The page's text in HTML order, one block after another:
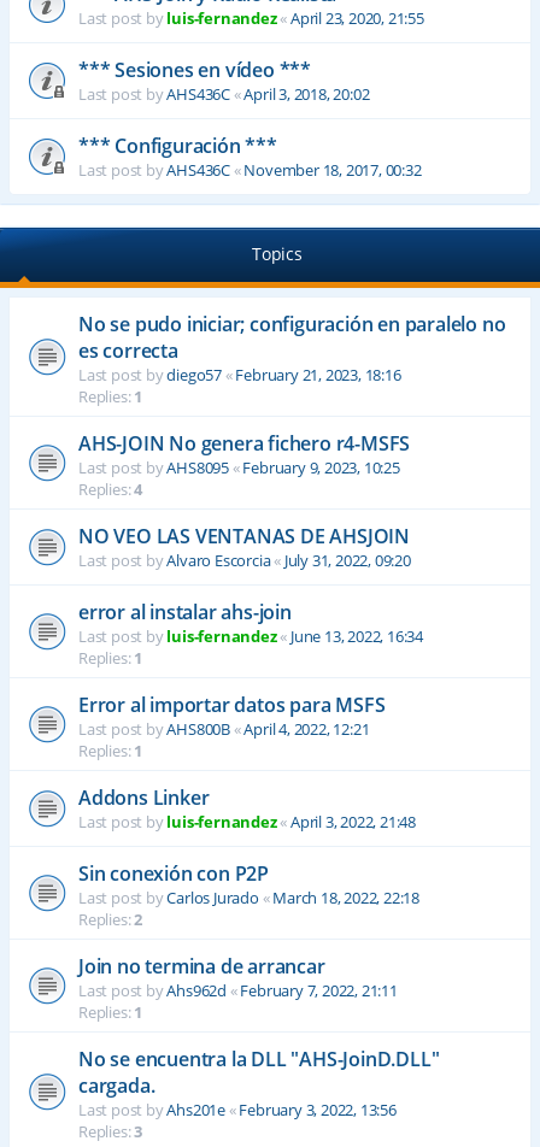
Last post byluis-fernandez«April 23, 2020, 21:55
*** Sesiones en vídeo ***
Last post byAHS436C«April 3, 2018, 20:02
*** Configuración ***
Last post byAHS436C«November 18, 2017, 00:32
Topics
No se pudo iniciar; configuración en paralelo no
es correcta
Last post bydiego57«February 21, 2023, 18:16
Replies:1
AHS-JOIN No genera fichero r4-MSFS
Last post byAHS8095«February 9, 2023, 10:25
Replies:4
NO VEO LAS VENTANAS DE AHSJOIN
Last post byAlvaro Escorcia« July 31, 2022, 09:20
error al instalar ahs-join
Last post byluis-fernandez« June 13, 2022, 16:34
Replies:1
Error al importar datos para MSFS
Last post byAHS800B«April 4, 2022, 12:21
Replies:1
Addons Linker
Last post byluis-fernandez«April 3, 2022, 21:48
Sin conexión con P2P
Last post byCarlos Jurado «March 18, 2022, 22:18
Replies:2
Join no termina de arrancar
Last post byAhs962d «February 7, 2022, 21:11
Replies:1
No se encuentra la DLL "AHS-JoinD.DLL"
cargada.
Last post byAhs201e«February 3, 2022, 13:56
Replies:3